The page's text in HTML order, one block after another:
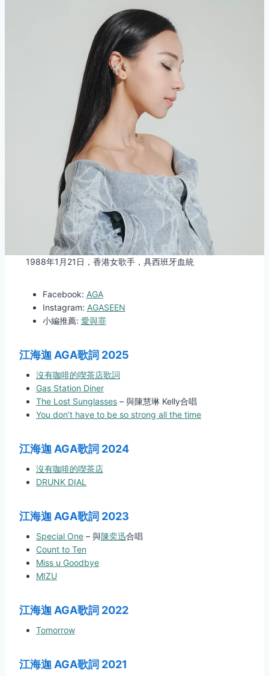
1988年1月21日，香港女歌手，具西班牙血統
Facebook: AGA
Instagram: AGASEEN
小編推薦: 愛與罪
江海迦 AGA歌詞 2025
沒有咖啡的喫茶店歌詞
Gas Station Diner
The Lost Sunglasses – 與陳慧琳 Kelly合唱
You don’t have to be so strong all the time
江海迦 AGA歌詞 2024
沒有咖啡的喫茶店
DRUNK DIAL
江海迦 AGA歌詞 2023
Special One – 與陳奕迅合唱
Count to Ten
Miss u Goodbye
MIZU
江海迦 AGA歌詞 2022
Tomorrow
江海迦 AGA歌詞 2021